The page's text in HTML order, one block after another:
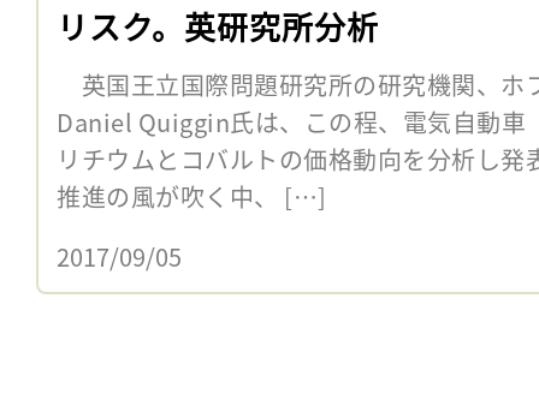
リスク。英研究所分析
英国王立国際問題研究所の研究機関、ホ
Daniel Quiggin氏は、この程、電気自動車
リチウムとコバルトの価格動向を分析し
推進の風が吹く中、 […]
2017/09/05